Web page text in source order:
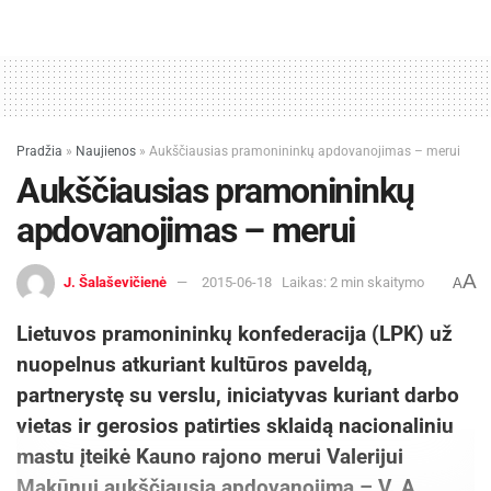
Pradžia » Naujienos » Aukščiausias pramonininkų apdovanojimas – merui
Aukščiausias pramonininkų
apdovanojimas – merui
J. Šalaševičienė 2015-06-18 Laikas: 2 min skaitymo AA
Lietuvos pramonininkų konfederacija (LPK) už
nuopelnus atkuriant kultūros paveldą,
partnerystę su verslu, iniciatyvas kuriant darbo
vietas ir gerosios patirties sklaidą nacionaliniu
mastu įteikė Kauno rajono merui Valerijui